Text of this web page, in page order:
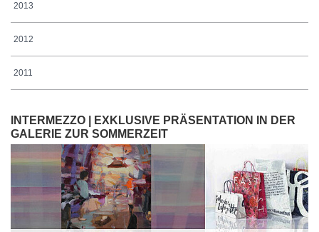
2013
2012
2011
INTERMEZZO | EXKLUSIVE PRÄSENTATION IN DER
GALERIE ZUR SOMMERZEIT